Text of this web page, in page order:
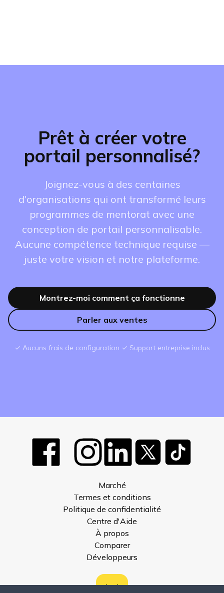
Prêt à créer votre
portail personnalisé?
Joignez-vous à des centaines
d'organisations qui ont transformé leurs
programmes de mentorat avec une
conception de portail personnalisable.
Aucune compétence technique requise —
juste votre vision et notre plateforme.
Montrez-moi comment ça fonctionne
Parler aux ventes
✓ Aucuns frais de configuration ✓ Support entreprise inclus
Marché
Termes et conditions
Politique de confidentialité
Centre d'Aide
À propos
Comparer
Développeurs